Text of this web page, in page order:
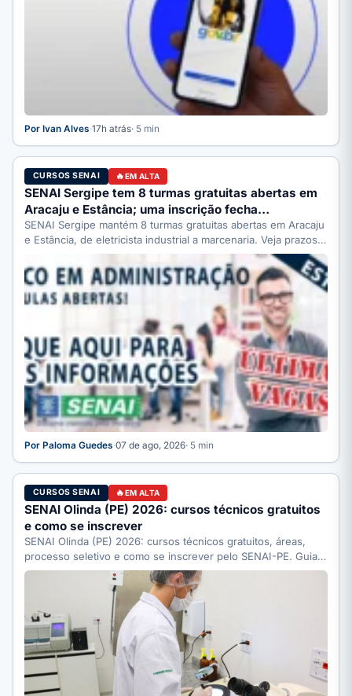
Por Ivan Alves·17h atrás· 5 min
CURSOS SENAI EM ALTA
SENAI Sergipe tem 8 turmas gratuitas abertas em
Aracaju e Estância; uma inscrição fecha…
SENAI Sergipe mantém 8 turmas gratuitas abertas em Aracaju
e Estância, de eletricista industrial a marcenaria. Veja prazos:
Por Paloma Guedes·07 de ago, 2026· 5 min
CURSOS SENAI EM ALTA
SENAI Olinda (PE) 2026: cursos técnicos gratuitos
e como se inscrever
SENAI Olinda (PE) 2026: cursos técnicos gratuitos, áreas,
processo seletivo e como se inscrever pelo SENAI-PE. Guia
completo.